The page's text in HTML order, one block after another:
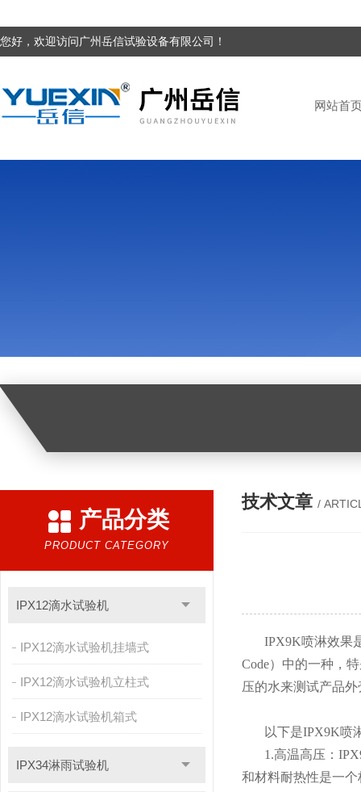
您好，欢迎访问广州岳信试验设备有限公司！
网站首
产品分类
PRODUCT CATEGORY
IPX12滴水试验机
IPX12滴水试验机挂墙式
IPX12滴水试验机立柱式
IPX12滴水试验机箱式
IPX34淋雨试验机
技术文章 /
IPX9K喷淋效果
Code）中的一种，
压的水来测试产品
以下是IPX9K喷
1.高温高压：
和材料耐热性是一